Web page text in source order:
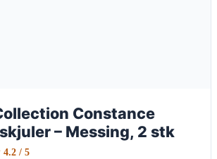
Constance
– Messing, 2 stk
/ 5